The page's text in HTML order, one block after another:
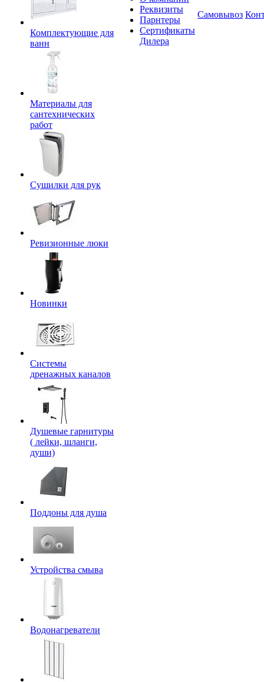
Комплектующие для
ванн
Материалы для
сантехнических
работ
Сушилки для рук
Ревизионные люки
Новинки
Системы
дренажных каналов
Душевые гарнитуры
( лейки, шланги,
души)
Поддоны для душа
Устройства смыва
Водонагреватели
Реквизиты
Парнтеры
Сертификаты
Дилера
Самовывоз